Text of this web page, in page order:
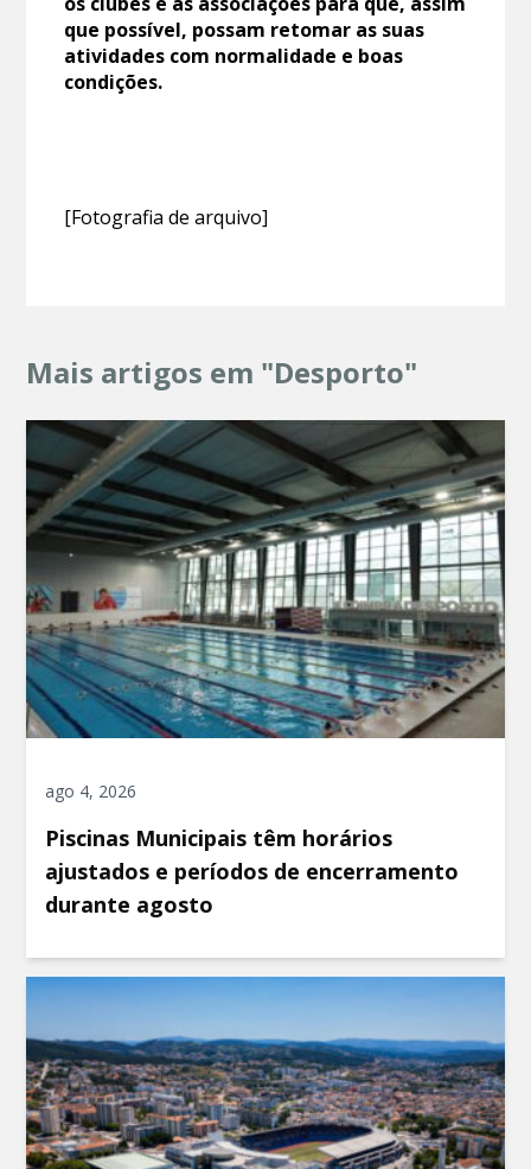
que possível, possam retomar as suas
atividades com normalidade e boas
condições.
[Fotografia de arquivo]
Mais artigos em "Desporto"
ago 4, 2026
Piscinas Municipais têm horários
ajustados e períodos de encerramento
durante agosto